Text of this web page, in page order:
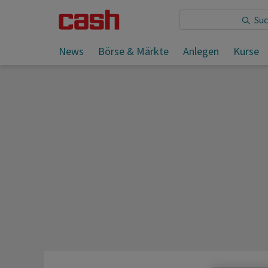
News Börse & Märkte Anlegen Kurse
Sie lesen: